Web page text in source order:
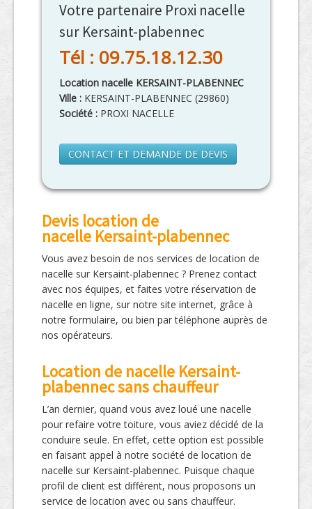
Votre partenaire Proxi nacelle
sur Kersaint-plabennec
Tél : 09.75.18.12.30
Location nacelle KERSAINT-PLABENNEC
Ville : KERSAINT-PLABENNEC (29860)
Société : PROXI NACELLE
CONTACT ET DEMANDE DE DEVIS
Devis location de
nacelle Kersaint-plabennec
Vous avez besoin de nos services de location de
nacelle sur Kersaint-plabennec ? Prenez contact
avec nos équipes, et faites votre réservation de
nacelle en ligne, sur notre site internet, grâce à
notre formulaire, ou bien par téléphone auprès de
nos opérateurs.
Location de nacelle Kersaint-
plabennec sans chauffeur
L’an dernier, quand vous avez loué une nacelle
pour refaire votre toiture, vous aviez décidé de la
conduire seule. En effet, cette option est possible
en faisant appel à notre société de location de
nacelle sur Kersaint-plabennec. Puisque chaque
profil de client est différent, nous proposons un
service de location avec ou sans chauffeur.